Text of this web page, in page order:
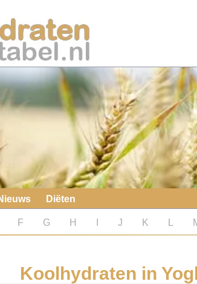
Diëten
F G H J K
Koolhydraten in